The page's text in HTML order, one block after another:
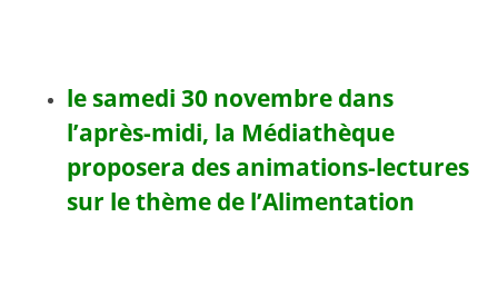
le samedi 30 novembre dans
l’après-midi, la Médiathèque
proposera des animations-lectures
sur le thème de l’Alimentation